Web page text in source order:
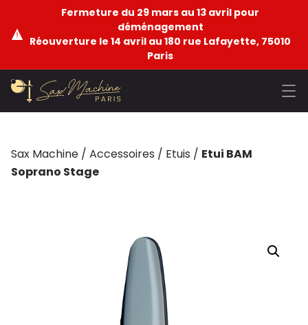
Fermeture du 29 mars au 13 avril pour
déménagement
Réouverture le 14 avril au 180 rue Lafayette, 75010
Paris
Sax Machine / Accessoires / Etuis / Etui BAM
Soprano Stage